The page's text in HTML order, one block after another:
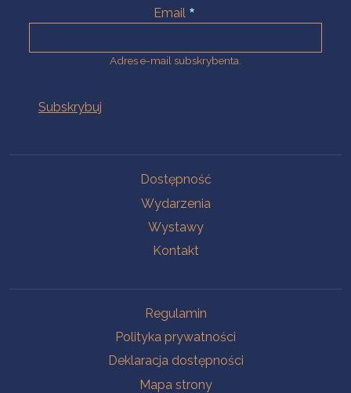
Email
Adres e-mail subskrybenta.
Dostępność
Wydarzenia
Wystawy
Kontakt
Regulamin
Polityka prywatności
Deklaracja dostępności
Mapa strony